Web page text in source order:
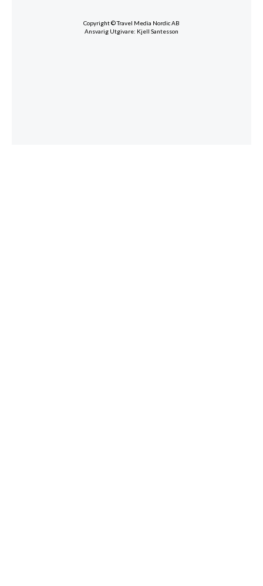
Copyright © Travel Media Nordic AB
Ansvarig Utgivare: Kjell Santesson